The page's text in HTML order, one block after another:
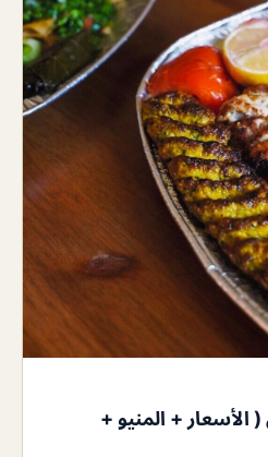
الأسعار + المنيو +